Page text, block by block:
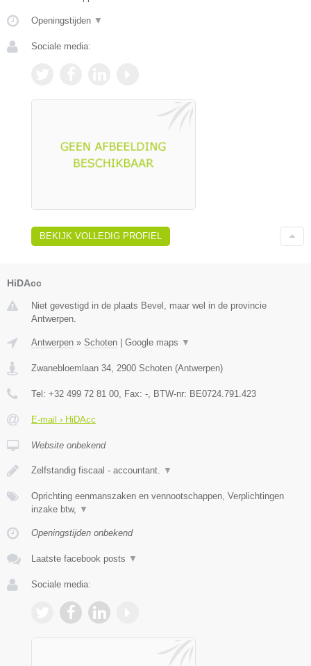
Openingstijden ▼
Sociale media:
BEKIJK VOLLEDIG PROFIEL
HiDAcc
Niet gevestigd in de plaats Bevel, maar wel in de provincie
Antwerpen.
Antwerpen » Schoten | Google maps ▼
Zwanebloemlaan 34 2900 Schoten (Antwerpen)
Tel: +32 499 72 81 00 , Fax: - , BTW-nr: BE0724.791.423
E-mail › HiDAcc
Website onbekend
Zelfstandig fiscaal - accountant. ▼
Oprichting eenmanszaken en vennootschappen, Verplichtingen
inzake btw, ▼
Openingstijden onbekend
Laatste facebook posts ▼
Sociale media: